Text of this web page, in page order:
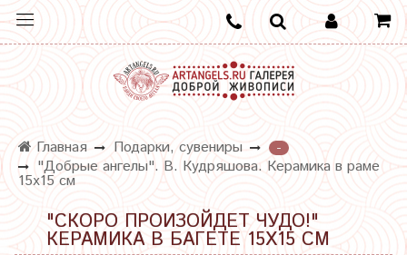
Главная Подарки, сувениры
-
"Добрые ангелы". В. Кудряшова. Керамика в раме
15х15 см
"СКОРО ПРОИЗОЙДЕТ ЧУДО!"
КЕРАМИКА В БАГЕТЕ 15Х15 СМ